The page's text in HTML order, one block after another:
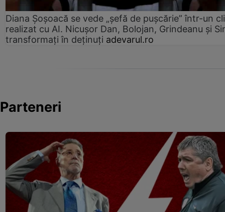
Diana Șoșoacă se vede „șefă de pușcărie” într-un
realizat cu AI. Nicușor Dan, Bolojan, Grindeanu și
transformați în deținuți adevarul.ro
Parteneri